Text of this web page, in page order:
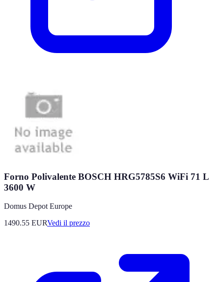
Forno Polivalente BOSCH HRG5785S6 WiFi 71 L
3600 W
Domus Depot Europe
1490.55 EURVedi il prezzo